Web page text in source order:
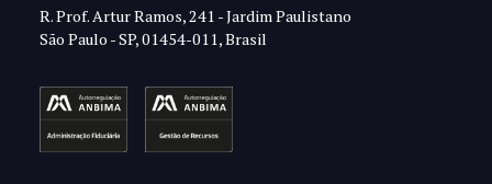
R. Prof. Artur Ramos, 241 - Jardim Paulistano
São Paulo - SP, 01454-011, Brasil